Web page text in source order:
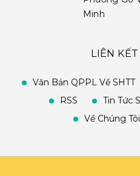
Minh
LIÊN
Văn Bản QPPL Về SHTT
RSS
Tin Tức
Về Chúng Tôi